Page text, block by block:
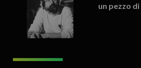
un pezzo di